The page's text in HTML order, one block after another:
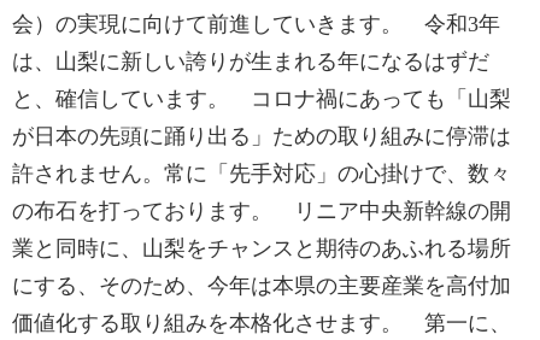
会）の実現に向けて前進していきます。 令和3年
は、山梨に新しい誇りが生まれる年になるはずだ
と、確信しています。 コロナ禍にあっても「山梨
が日本の先頭に踊り出る」ための取り組みに停滞は
許されません。常に「先手対応」の心掛けで、数々
の布石を打っております。 リニア中央新幹線の開
業と同時に、山梨をチャンスと期待のあふれる場所
にする、そのため、今年は本県の主要産業を高付加
価値化する取り組みを本格化させます。 第一に、